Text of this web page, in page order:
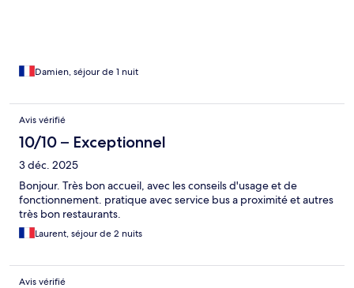
Damien, séjour de 1 nuit
Avis vérifié
10/10 – Exceptionnel
3 déc. 2025
Bonjour. Très bon accueil, avec les conseils d'usage et de
fonctionnement. pratique avec service bus a proximité et autres
très bon restaurants.
Laurent, séjour de 2 nuits
Avis vérifié